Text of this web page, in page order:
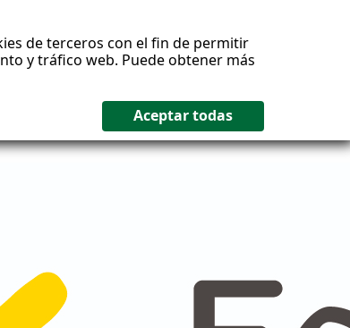
de terceros con el fin de permitir
y tráfico web. Puede obtener más